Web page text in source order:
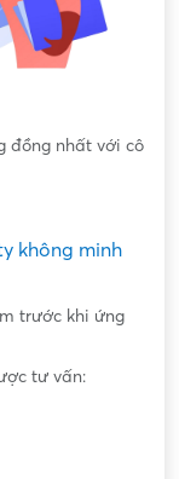
nhất với công
không minh
trước khi ứng
tư vấn: